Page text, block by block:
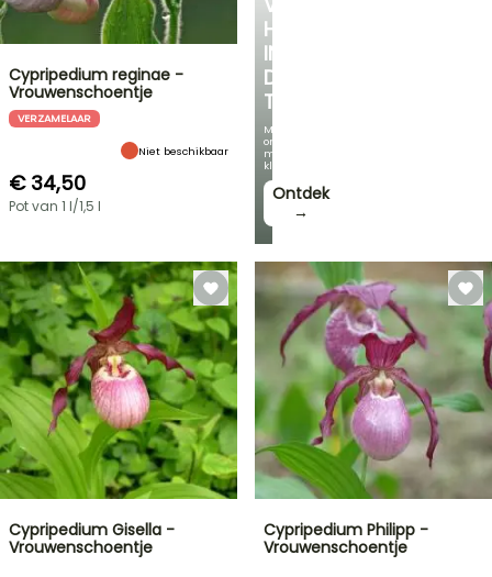
HOEKJE
IN
DE
TUIN
Met
onze
mooiste
klimplanten!
Ontdek
→
Cypripedium reginae -
Vrouwenschoentje
VERZAMELAAR
Niet beschikbaar
€ 34,50
Pot van 1 l/1,5 l
Cypripedium Gisella -
Vrouwenschoentje
Cypripedium Philipp -
Vrouwenschoentje